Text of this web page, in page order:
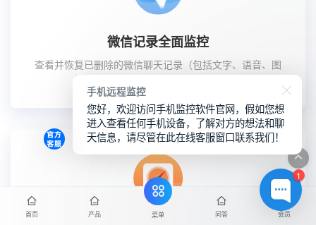
微信记录全面监控
查看并恢复已删除的微信聊天记录（包括文字、语音、图
片、视频），完整掌握通讯社交内容。
首页 产品 菜单 问答 会员
1
手机远程监控
您好，欢迎访问手机监控软件官网，假如您想
进入查看任何手机设备，了解对方的想法和聊
天信息，请尽管在此在线客服窗口联系我们！